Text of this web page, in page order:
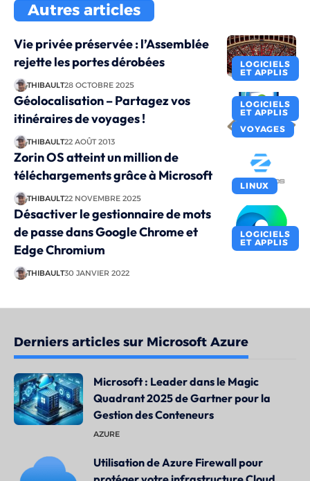
Autres articles
LOGICIELS
ET APPLIS
Vie privée préservée : l’Assemblée
rejette les portes dérobées
THIBAULT28 OCTOBRE 2025
LOGICIELS
ET APPLIS
VOYAGES
Géolocalisation – Partagez vos
itinéraires de voyages !
THIBAULT22 AOÛT 2013
LINUX
Zorin OS atteint un million de
téléchargements grâce à Microsoft
THIBAULT22 NOVEMBRE 2025
LOGICIELS
ET APPLIS
Désactiver le gestionnaire de mots
de passe dans Google Chrome et
Edge Chromium
THIBAULT30 JANVIER 2022
Derniers articles sur Microsoft Azure
Microsoft : Leader dans le Magic
Quadrant 2025 de Gartner pour la
Gestion des Conteneurs
AZURE
Utilisation de Azure Firewall pour